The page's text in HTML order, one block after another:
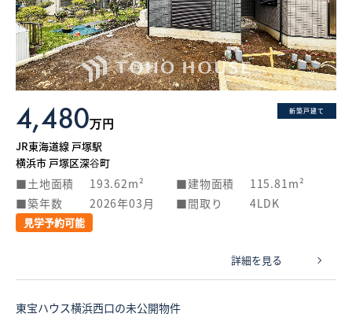
新築戸建て
4,480万円
JR東海道線 戸塚駅
横浜市 戸塚区深谷町
土地面積 193.62m² 建物面積
115.81m²
築年数
2026年03月 間取り 4LDK
見学予約可能
詳細を見る
東宝ハウス横浜西口の未公開物件